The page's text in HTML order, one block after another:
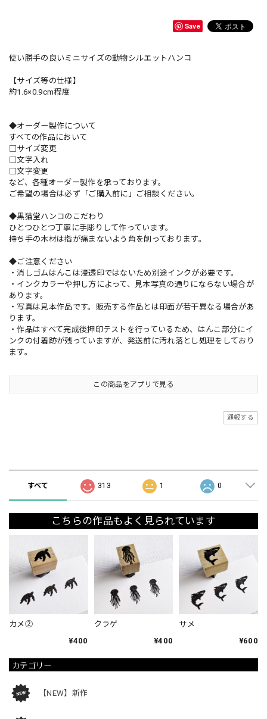
カテゴリー
【NEW】新作
Save
使い勝手の良いミニサイズの動物シルエットハンコ
【サイズ等の仕様】
約1.6×0.9cm程度
◆オーダー製作について
すべての作品において
□サイズ変更
□文字入れ
□文字変更
など、各種オーダー製作を承っております。
ご希望の場合は必ず「ご購入前に」ご相談ください。
◆黒猫堂ハンコのこだわり
ひとつひとつ丁寧に手彫りして作っています。
持ち手の木材は指が痛まないよう角を削っております。
◆ご注意ください
・消しゴムはんこは浸透印ではないため別途インクが必要です。
・インクカラーや押し方によって、見本写真の通りにならない場合が
あります。
・写真は見本作品です。販売する作品とは印面が若干異なる場合があ
ります。
・作品はすべて完成後押印テストを行っているため、はんこ部分にイ
ンクの付着跡が残っていますが、発送前に汚れ落とし処理をしており
ます。
この商品をアプリで見る
通報する
すべて 313 1 0
こちらの作品もよく見られています
カメ②
¥400
クラゲ
¥400
サメ
¥600